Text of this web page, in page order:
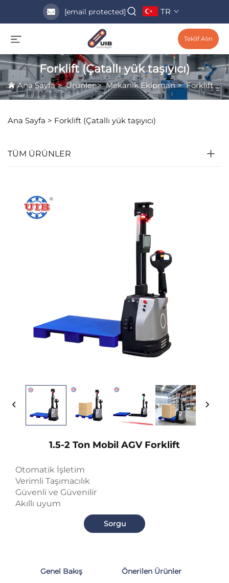
[email protected] TR
Teklif Alın
Forklift (Çatallı yük taşıyıcı)
Ana Sayfa>Ürünler>Mekanik Ekipman>Forklift (Çatallı yük taşıyıcı)
Ana Sayfa > Forklift (Çatallı yük taşıyıcı)
TÜM ÜRÜNLER
1.5-2 Ton Mobil AGV Forklift
Otomatik İşletim
Verimli Taşımacılık
Güvenli ve Güvenilir
Akıllı uyum
Sorgu
Genel Bakış Önerilen Ürünler